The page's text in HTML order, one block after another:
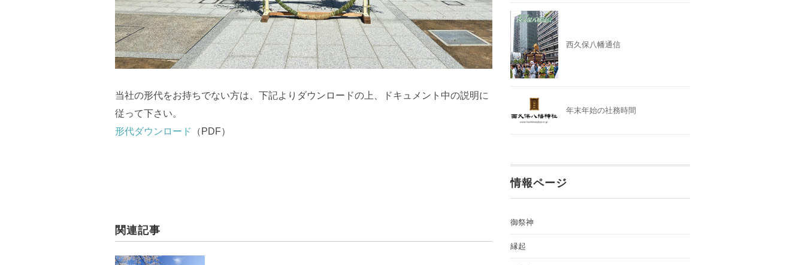
当社の形代をお持ちでない方は、下記よりダウンロードの上、ドキュメント中の説明に
従って下さい。
形代ダウンロード
（PDF）
関連記事
西久保八幡通信
年末年始の社務時間
情報ページ
御祭神
縁起